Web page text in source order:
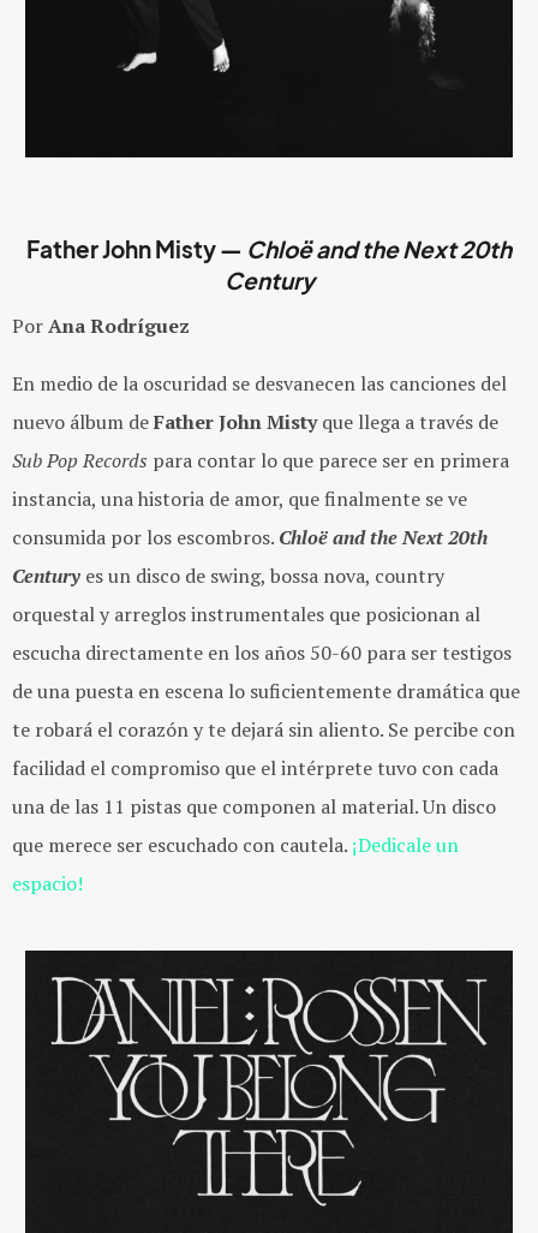
Father John Misty— Chloë and the Next 20th
Century
PorAna Rodríguez
En medio de la oscuridad se desvanecen las canciones del
nuevo álbum deFather John Mistyque llega a través de
Sub Pop Records para contar lo que parece ser en primera
instancia, una historia de amor, que finalmente se ve
consumida por los escombros. Chloë and the Next 20th
Century es un disco de swing, bossa nova, country
orquestal y arreglos instrumentales que posicionan al
escucha directamente en los años 50-60 para ser testigos
de una puesta en escena lo suficientemente dramática que
te robará el corazón y te dejará sin aliento. Se percibe con
facilidad el compromiso que el intérprete tuvo con cada
una de las 11 pistas que componen al material. Un disco
que merece ser escuchado con cautela. ¡Dedicale un
espacio!